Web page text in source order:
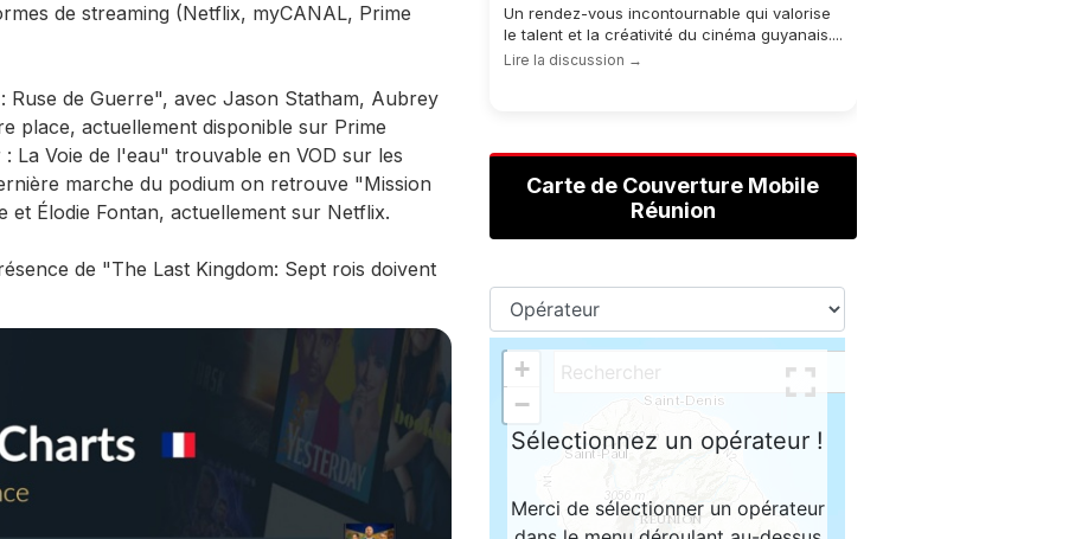
de streaming (Netflix, myCANAL, Prime
de Guerre", avec Jason Statham, Aubrey
place, actuellement disponible sur Prime
La Voie de l'eau" trouvable en VOD sur les
marche du podium on retrouve "Mission
et Élodie Fontan, actuellement sur Netflix.
de "The Last Kingdom: Sept rois doivent
Un rendez-vous incontournable qui valorise
le talent et la créativité du cinéma guyanais....
Lire la discussion →
Carte de Couverture Mobile
Réunion